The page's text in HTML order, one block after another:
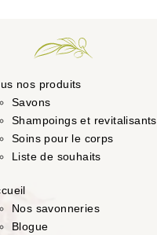
nos produits
Savons
Shampoings et revitalisants
Soins pour le corps
Liste de souhaits
Nos savonneries
Blogue